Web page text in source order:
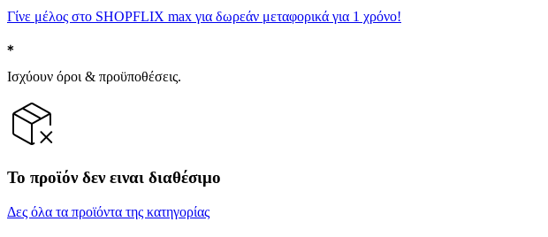
Γίνε μέλος στο SHOPFLIX max για δωρεάν μεταφορικά για 1 χρόνο!
Ισχύουν όροι & προϋποθέσεις.
Το προϊόν δεν ειναι διαθέσιμο
Δες όλα τα προϊόντα της κατηγορίας